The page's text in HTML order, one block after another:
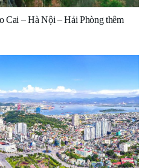
Cai – Hà Nội – Hải Phòng thêm